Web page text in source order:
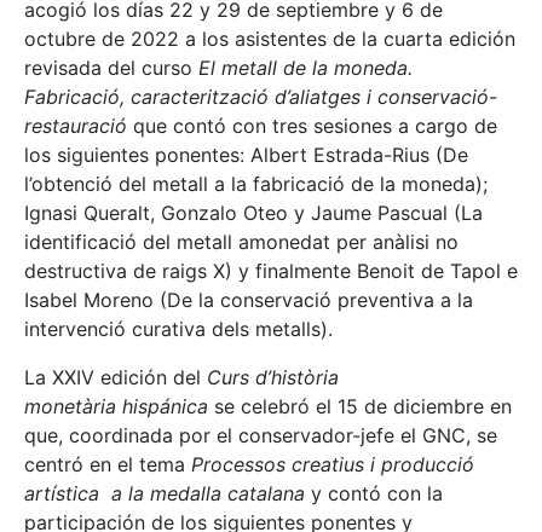
acogió los días 22 y 29 de septiembre y 6 de
octubre de 2022 a los asistentes de la cuarta edición
revisada del curso El metall de la moneda.
Fabricació, caracterització d’aliatges i conservació-
restauració que contó con tres sesiones a cargo de
los siguientes ponentes: Albert Estrada-Rius (De
l’obtenció del metall a la fabricació de la moneda);
Ignasi Queralt, Gonzalo Oteo y Jaume Pascual (La
identificació del metall amonedat per anàlisi no
destructiva de raigs X) y finalmente Benoit de Tapol e
Isabel Moreno (De la conservació preventiva a la
intervenció curativa dels metalls).
La XXIV edición del Curs d’història
monetària hispánica se celebró el 15 de diciembre en
que, coordinada por el conservador-jefe el GNC, se
centró en el tema Processos creatius i producció
artística a la medalla catalana y contó con la
participación de los siguientes ponentes y